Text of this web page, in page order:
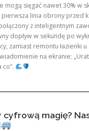
mogą sięgać nawet 30% w
linia obrony przed
z inteligentnym
dopływ w sekundę po
zamiast remontu łazienki
na ekranie:
cyfrową magię?